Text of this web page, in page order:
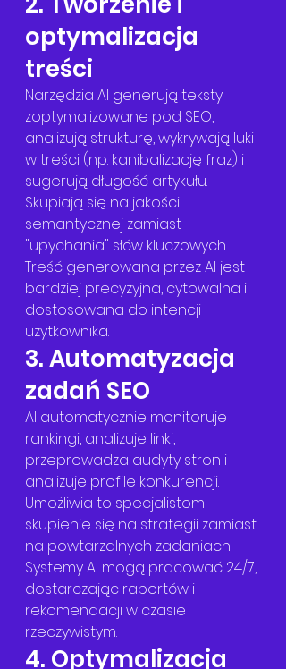
optymalizacja
treści
Narzędzia AI generują teksty
zoptymalizowane pod SEO,
analizują strukturę, wykrywają luki
w treści (np. kanibalizację fraz) i
sugerują długość artykułu.
Skupiają się na jakości
semantycznej zamiast
"upychania" słów kluczowych.
Treść generowana przez AI jest
bardziej precyzyjna, cytowalna i
dostosowana do intencji
użytkownika.
3. Automatyzacja
zadań SEO
AI automatycznie monitoruje
rankingi, analizuje linki,
przeprowadza audyty stron i
analizuje profile konkurencji.
Umożliwia to specjalistom
skupienie się na strategii zamiast
na powtarzalnych zadaniach.
Systemy AI mogą pracować 24/7,
dostarczając raportów i
rekomendacji w czasie
rzeczywistym.
4. Optymalizacja